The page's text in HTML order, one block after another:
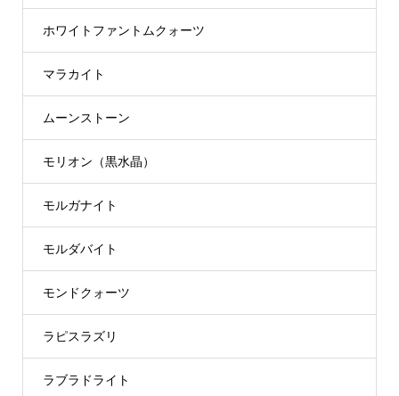
ホワイトファントムクォーツ
マラカイト
ムーンストーン
モリオン（黒水晶）
モルガナイト
モルダバイト
モンドクォーツ
ラピスラズリ
ラブラドライト